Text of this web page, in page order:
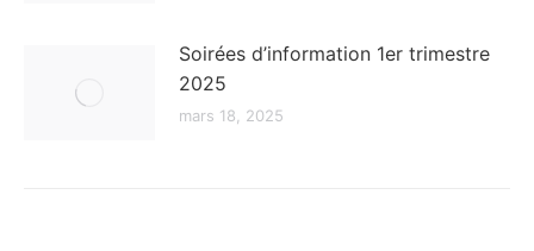
Soirées d’information 1er trimestre
2025
mars 18, 2025